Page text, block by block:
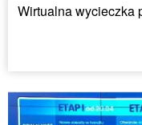
Wirtualna wycieczka